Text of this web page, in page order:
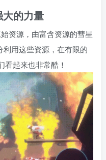
的力量
资源，由富含资源的彗星
用这些资源，在有限的
看起来也非常酷！